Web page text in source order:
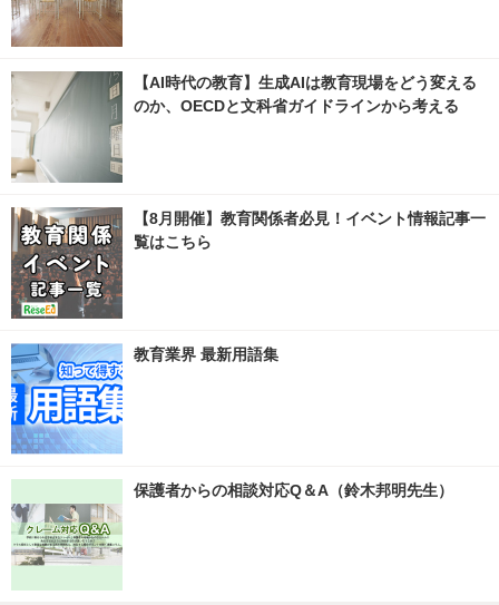
【AI時代の教育】生成AIは教育現場をどう変える
のか、OECDと文科省ガイドラインから考える
【8月開催】教育関係者必見！イベント情報記事一
覧はこちら
教育業界 最新用語集
保護者からの相談対応Q＆A（鈴木邦明先生）